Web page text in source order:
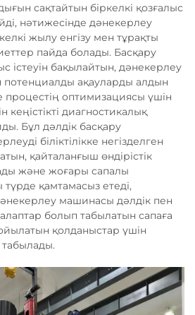
сақтайтын біркелкі қозғалыс
нәтижесінде дәнекерлеу
жылу енгізу мен тұрақты
пайда болады. Басқару
істеуін бақылайтын, дәнекерлеу
потенциалды ақауларды алдын
оптимизациясы үшін
кеңістікті диагностикалық
Бұл дәлдік басқару
біліктілікке негізделген
қайталанғыш өндірістік
және жоғары сапалы
қамтамасыз етеді,
машинасы дәлдік пен
болып табылатын сапаға
қолданыстар үшін